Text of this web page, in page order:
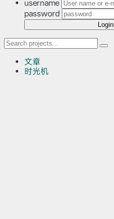
username
password
Login
文章
时光机